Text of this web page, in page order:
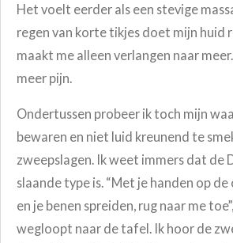
Het voelt eerder als een stevige
regen van korte tikjes doet mijn huid
maakt me alleen verlangen naar
meer pijn.
Ondertussen probeer ik toch mijn
bewaren en niet luid kreunend te
zweepslagen. Ik weet immers dat de
slaande type is. “Met je handen op
en je benen spreiden, rug naar me
wegloopt naar de tafel. Ik hoor de